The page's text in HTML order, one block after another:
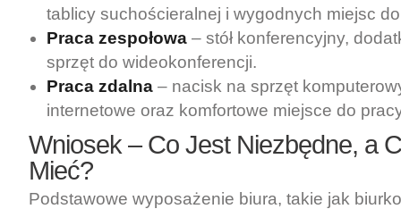
tablicy suchościeralnej i wygodnych miejsc
Praca zespołowa – stół konferencyjny,
sprzęt do wideokonferencji.
Praca zdalna – nacisk na sprzęt
internetowe oraz komfortowe miejsce do
Wniosek – Co Jest Niezbędne, a
Mieć?
Podstawowe wyposażenie biura, takie jak